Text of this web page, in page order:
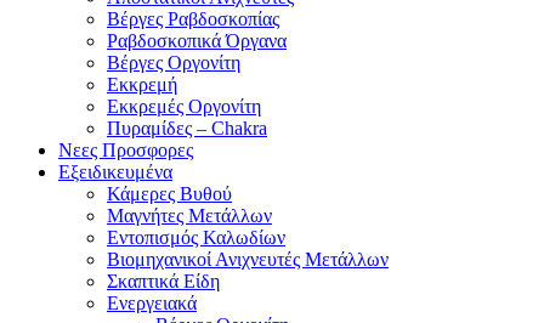
Βέργες Ραβδοσκοπίας
Ραβδοσκοπικά Όργανα
Βέργες Οργονίτη
Εκκρεμή
Εκκρεμές Οργονίτη
Πυραμίδες – Chakra
Νεες Προσφορες
Εξειδικευμένα
Κάμερες Βυθού
Μαγνήτες Μετάλλων
Εντοπισμός Καλωδίων
Βιομηχανικοί Ανιχνευτές Μετάλλων
Σκαπτικά Είδη
Ενεργειακά